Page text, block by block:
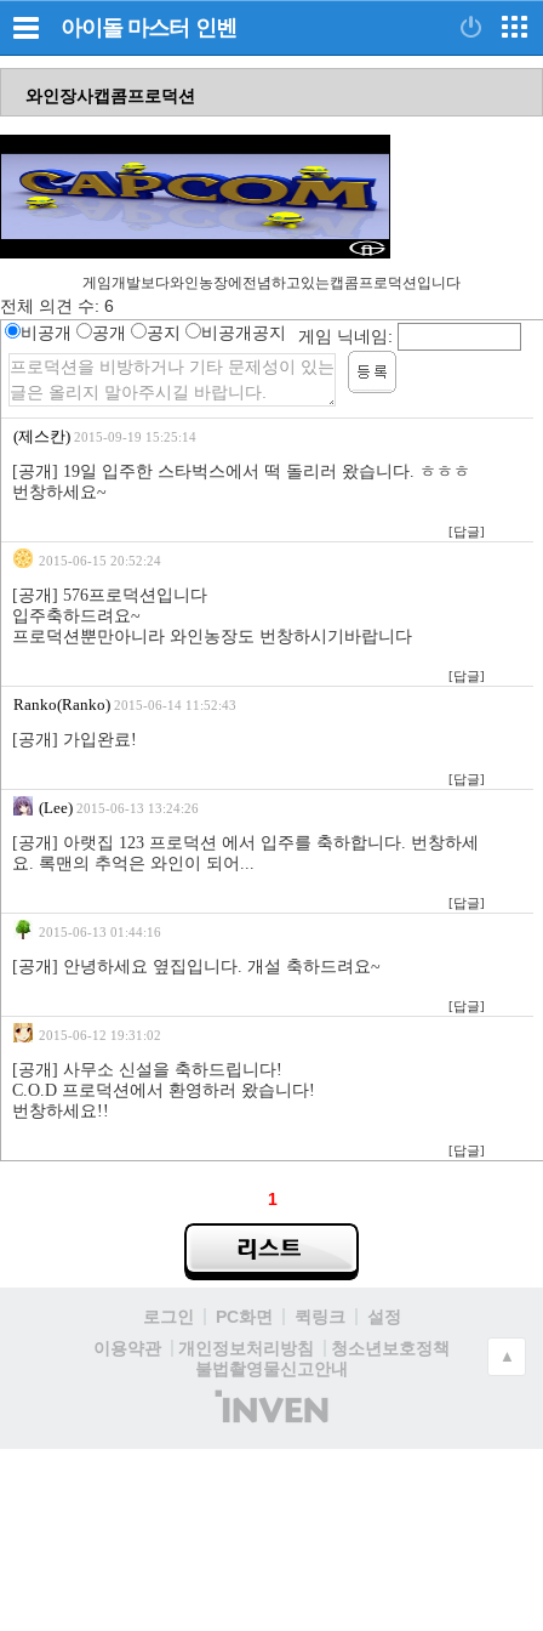
아이돌 마스터 인벤
와인장사캡콤프로덕션
게임개발보다와인농장에전념하고있는캡콤프로덕션입니다
전체 의견 수: 6
비공개
공개 공지 비공개공지 게임 닉네임:
(제스칸) 2015-09-19 15:25:14
[공개] 19일 입주한 스타벅스에서 떡 돌리러 왔습니다. ㅎㅎㅎ
번창하세요~
[답글]
2015-06-15 20:52:24
[공개] 576프로덕션입니다
입주축하드려요~
프로덕션뿐만아니라 와인농장도 번창하시기바랍니다
[답글]
Ranko(Ranko) 2015-06-14 11:52:43
[공개] 가입완료!
[답글]
(Lee) 2015-06-13 13:24:26
[공개] 아랫집 123 프로덕션 에서 입주를 축하합니다. 번창하세
요. 록맨의 추억은 와인이 되어...
[답글]
2015-06-13 01:44:16
[공개] 안녕하세요 옆집입니다. 개설 축하드려요~
[답글]
2015-06-12 19:31:02
[공개] 사무소 신설을 축하드립니다!
C.O.D 프로덕션에서 환영하러 왔습니다!
번창하세요!!
[답글]
1
로그인 PC화면 퀵링크
설정
이용약관
개인정보처리방침
청소년보호정책
불법촬영물신고안내
(주)
인
▲